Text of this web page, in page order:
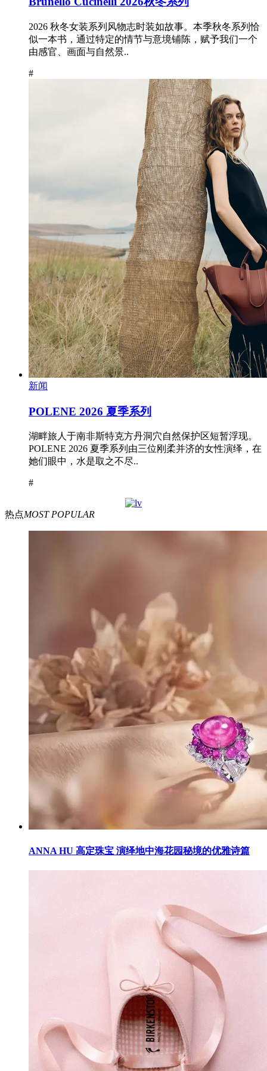
2026 秋冬女装系列风物志时装如故事。本季秋冬系列恰
似一本书，通过特定的情节与意境铺陈，赋予我们一个
由感官、画面与自然景..
#
新闻
POLENE 2026 夏季系列
湖畔旅人于南非斯特克方丹洞穴自然保护区短暂浮现。
POLENE 2026 夏季系列由三位刚柔并济的女性演绎，在
她们眼中，水是取之不尽..
#
热点MOST POPULAR
ANNA HU 高定珠宝 演绎地中海花园秘境的优雅诗篇